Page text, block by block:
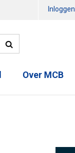
Inloggen
Over MCB